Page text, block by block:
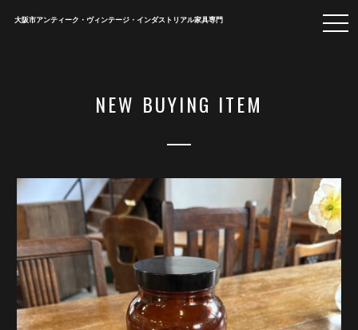
大阪市アンティーク・ヴィンテージ・インダストリアル家具専門
NEW BUYING ITEM